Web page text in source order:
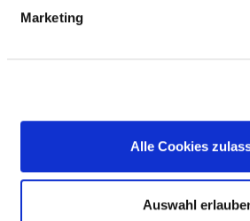
Marketing
Alle Cookies
Auswahl
Zwei-Bett-Zimmer mit